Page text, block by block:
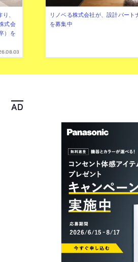
、
式会
）を
リノベる株式会社が、設計パート
を募集中